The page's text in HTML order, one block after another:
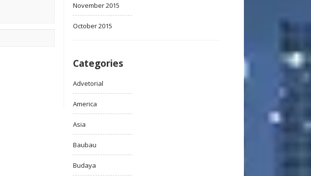
November 2015
October 2015
Categories
Advetorial
America
Asia
Baubau
Budaya